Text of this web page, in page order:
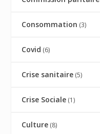
Consommation (3)
Covid (6)
Crise sanitaire (5)
Crise Sociale (1)
Culture (8)